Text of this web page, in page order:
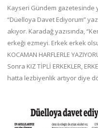
Kayseri Gündem gazetesinde
“Düelloya Davet Ediyorum”
akıyor. Karadağ yazısında,
erkeği ezmeyi. Erkek erkek
KOCAMAN HARFLERLE
Sonra KIZ TİPLİ ERKEKLER,
hatta lezbiyenlik artıyor diye